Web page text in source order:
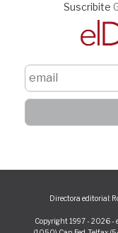
Suscribite
Directora editorial:
Copyright 1997 - 2026 -